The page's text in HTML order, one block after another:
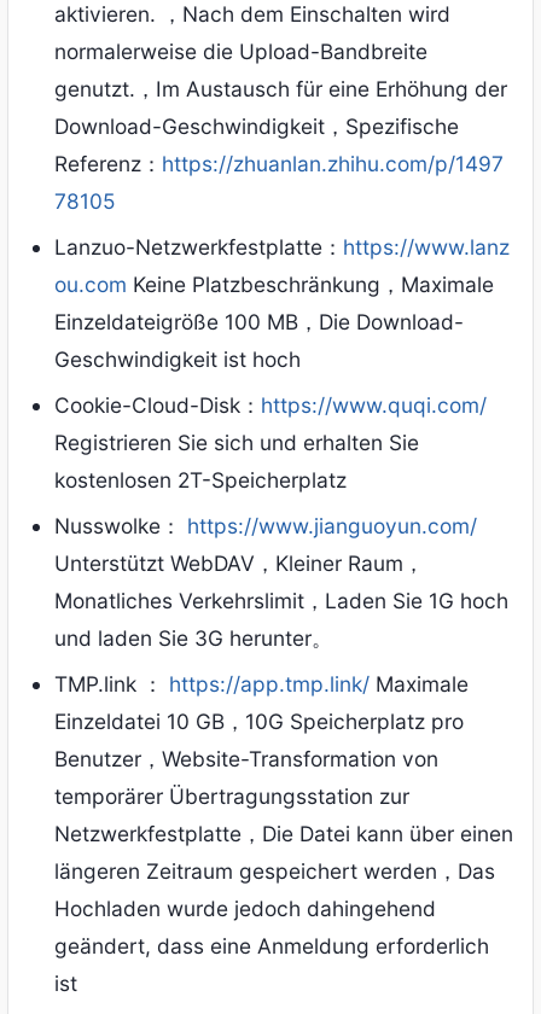
aktivieren. ，Nach dem Einschalten wird
normalerweise die Upload-Bandbreite
genutzt.，Im Austausch für eine Erhöhung der
Download-Geschwindigkeit，Spezifische
Referenz： https://zhuanlan.zhihu.com/p/1497
78105
Lanzuo-Netzwerkfestplatte： https://www.lanz
ou.com Keine Platzbeschränkung，Maximale
Einzeldateigröße 100 MB，Die Download-
Geschwindigkeit ist hoch
Cookie-Cloud-Disk： https://www.quqi.com/
Registrieren Sie sich und erhalten Sie
kostenlosen 2T-Speicherplatz
Nusswolke： https://www.jianguoyun.com/
Unterstützt WebDAV，Kleiner Raum，
Monatliches Verkehrslimit，Laden Sie 1G hoch
und laden Sie 3G herunter。
TMP.link ： https://app.tmp.link/ Maximale
Einzeldatei 10 GB，10G Speicherplatz pro
Benutzer，Website-Transformation von
temporärer Übertragungsstation zur
Netzwerkfestplatte，Die Datei kann über einen
längeren Zeitraum gespeichert werden，Das
Hochladen wurde jedoch dahingehend
geändert, dass eine Anmeldung erforderlich
ist